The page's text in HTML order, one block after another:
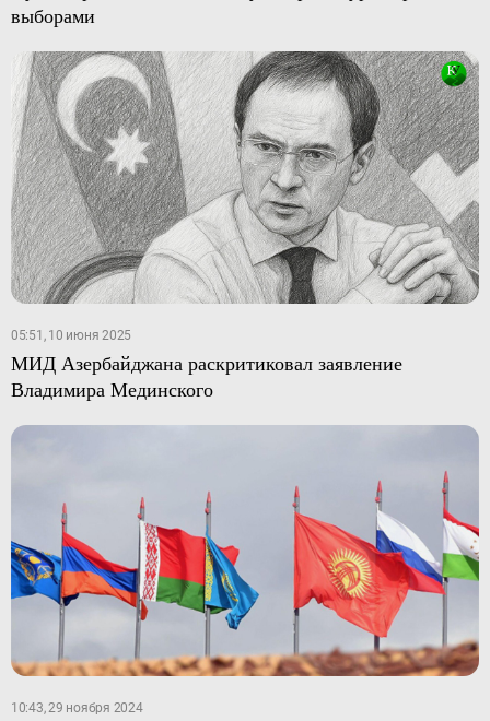
выборами
05:51, 10 июня 2025
МИД Азербайджана раскритиковал заявление
Владимира Мединского
10:43, 29 ноября 2024